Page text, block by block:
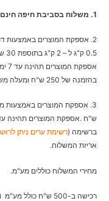
1. משלוח בסביבת חיפה חינם.
בהזמנה של 250 ש"ח ומעלה משלוח בדואר רשום חינם.
ברשימה (רשימת ערים ניתן
אריזת המשלוח.
מחירי המשלוח כוללים מע"מ.
רכישה ב-500 ש"ח